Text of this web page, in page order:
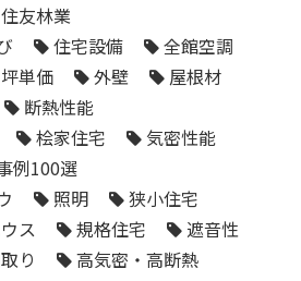
住友林業
住宅設備
全館空調
坪単価 外壁
屋根材
断熱性能
桧家住宅
気密性能
例100選
照明
狭小住宅
ス 規格住宅
遮音性
り 高気密・高断熱